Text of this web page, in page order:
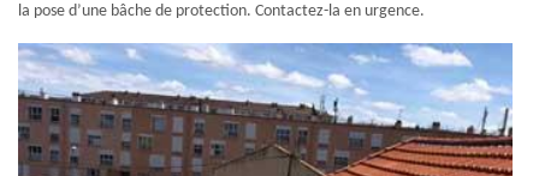
la pose d’une bâche de protection. Contactez-la en urgence.